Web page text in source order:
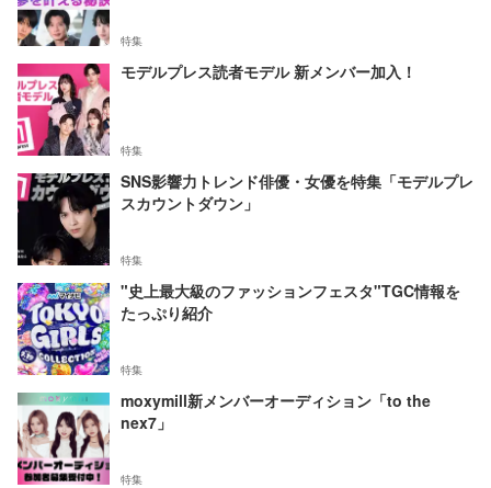
特集
モデルプレス読者モデル 新メンバー加入！
特集
SNS影響力トレンド俳優・女優を特集「モデルプレ
スカウントダウン」
特集
"史上最大級のファッションフェスタ"TGC情報を
たっぷり紹介
特集
moxymill新メンバーオーディション「to the
nex7」
特集